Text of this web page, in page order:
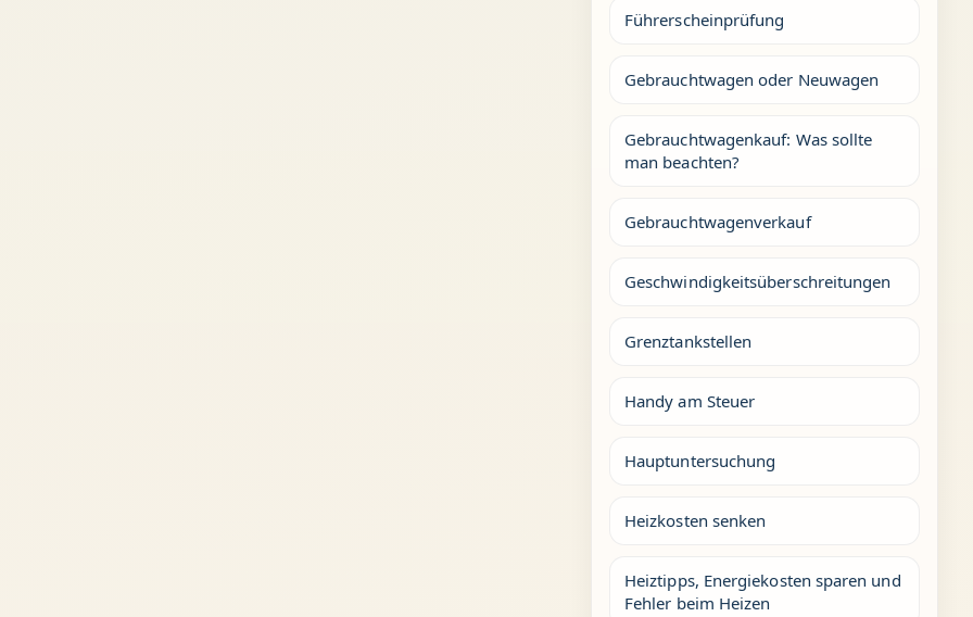
Führerscheinprüfung
Gebrauchtwagen oder Neuwagen
Gebrauchtwagenkauf: Was sollte
man beachten?
Gebrauchtwagenverkauf
Geschwindigkeitsüberschreitungen
Grenztankstellen
Handy am Steuer
Hauptuntersuchung
Heizkosten senken
Heiztipps, Energiekosten sparen und
Fehler beim Heizen